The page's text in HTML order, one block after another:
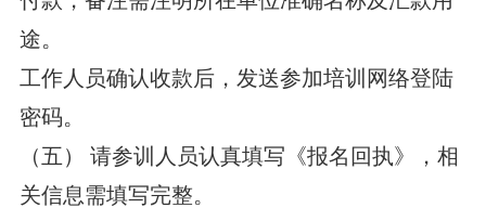
途。
工作人员确认收款后，发送参加培训网络登陆
密码。
（五） 请参训人员认真填写《报名回执》，相
关信息需填写完整。